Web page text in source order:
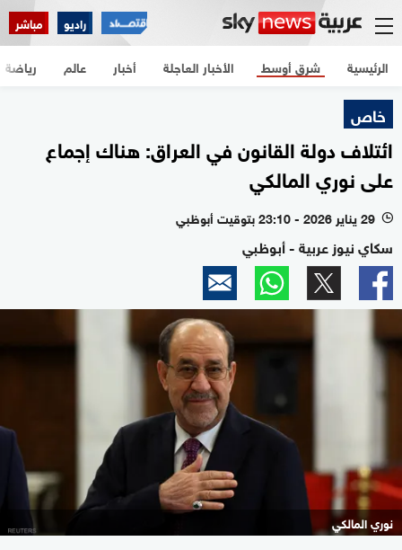
راديو مباشر
الرئيسية الأخبار العاجلة أخبار شرق أوسط عالم رياضة
خاص
ائتلاف دولة القانون في العراق: هناك إجماع
على نوري المالكي
l 29 يناير 2026 - 23:10 بتوقيت أبوظبي
سكاي نيوز عربية - أبوظبي
نوري المالكي